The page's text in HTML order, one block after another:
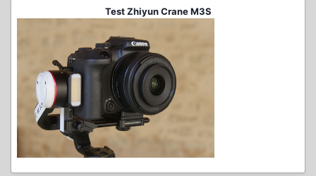
Test Zhiyun Crane M3S